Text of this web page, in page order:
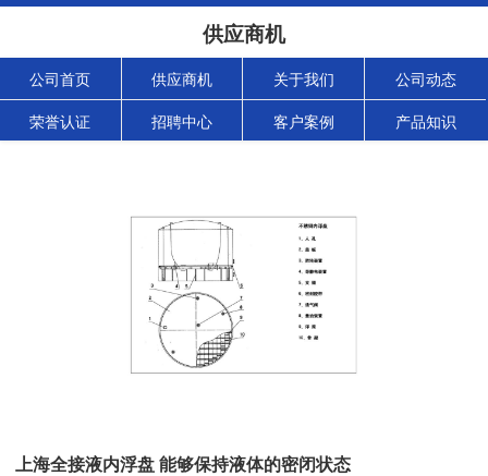
供应商机
公司首页 供应商机 关于我们 公司动态
荣誉认证 招聘中心 客户案例 产品知识
上海全接液内浮盘 能够保持液体的密闭状态